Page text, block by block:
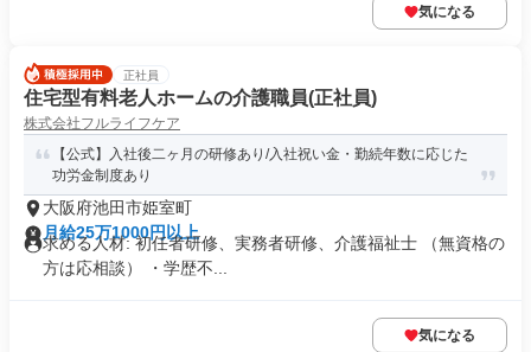
気になる
正社員
住宅型有料老人ホームの介護職員(正社員)
株式会社フルライフケア
【公式】入社後二ヶ月の研修あり/入社祝い金・勤続年数に応じた
功労金制度あり
大阪府池田市姫室町
月給25万1000円以上
求める人材: 初任者研修、実務者研修、介護福祉士 （無資格の
方は応相談） ・学歴不...
気になる